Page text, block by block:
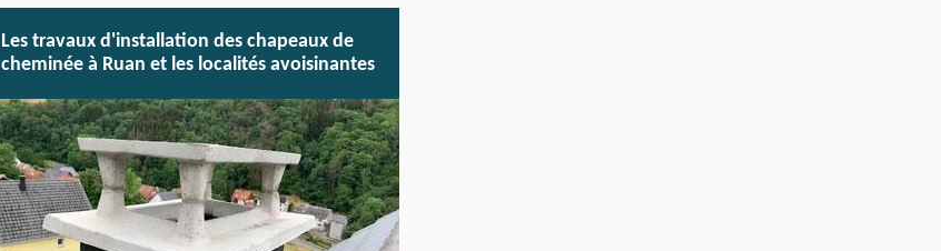
Les travaux d'installation des chapeaux de
cheminée à Ruan et les localités avoisinantes